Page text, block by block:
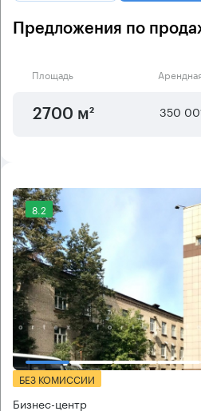
Предложения по
Площадь
2700 м² 350
8.2
БЕЗ КОМИССИИ
Бизнес-центр